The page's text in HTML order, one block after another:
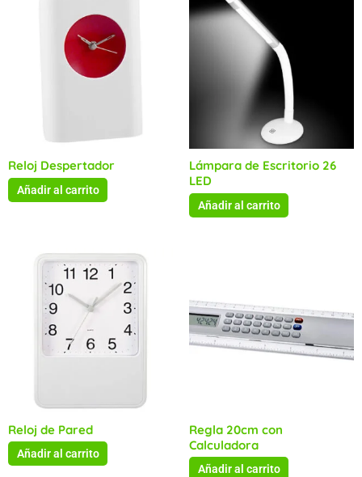
Reloj Despertador
Añadir al carrito
Lámpara de Escritorio 26
LED
Añadir al carrito
Reloj de Pared
Añadir al carrito
Regla 20cm con
Calculadora
Añadir al carrito